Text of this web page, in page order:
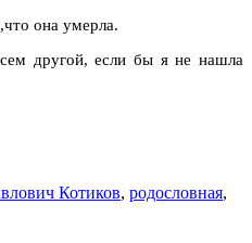
она умерла.
другой, если бы я не нашла
Котиков, родословная,